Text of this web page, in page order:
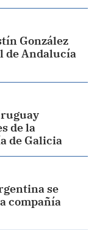
González
de Andalucía
de la
de Galicia
se
compañía